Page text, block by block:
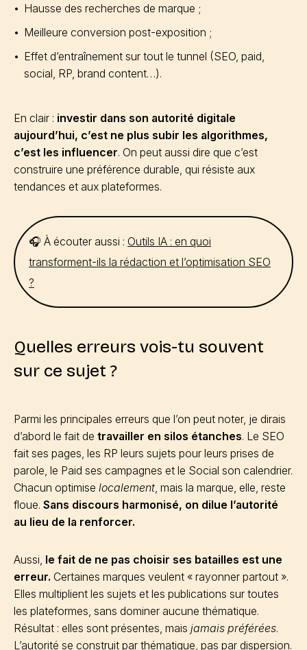
Hausse des recherches de marque ;
Meilleure conversion post-exposition ;
Effet d’entraînement sur tout le tunnel (SEO, paid,
social, RP, brand content…).
En clair : investir dans son autorité digitale
aujourd’hui, c’est ne plus subir les algorithmes,
c’est les influencer. On peut aussi dire que c’est
construire une préférence durable, qui résiste aux
tendances et aux plateformes.
🎧 À écouter aussi : Outils IA : en quoi
transforment-ils la rédaction et l’optimisation SEO
?
Quelles erreurs vois-tu souvent
sur ce sujet ?
Parmi les principales erreurs que l’on peut noter, je dirais
d’abord le fait de travailler en silos étanches. Le SEO
fait ses pages, les RP leurs sujets pour leurs prises de
parole, le Paid ses campagnes et le Social son calendrier.
Chacun optimise localement , mais la marque, elle, reste
floue. Sans discours harmonisé, on dilue l’autorité
au lieu de la renforcer.
Aussi, le fait de ne pas choisir ses batailles est une
erreur. Certaines marques veulent « rayonner partout ».
Elles multiplient les sujets et les publications sur toutes
les plateformes, sans dominer aucune thématique.
Résultat : elles sont présentes, mais jamais préférées.
L’autorité se construit par thématique, pas par dispersion.